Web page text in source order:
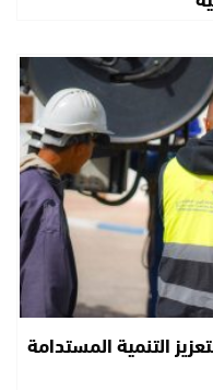
التنمية المستدامة